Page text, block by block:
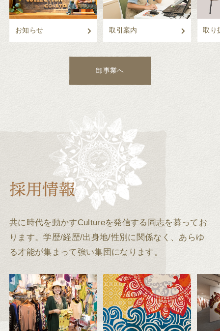
お知らせ 取引案内 取り
卸事業へ
共に時代を動かすCultureを発信する同志を募ってお
ります。学歴/経歴/出身地/性別に関係なく、あらゆ
る才能が集まって強い集団になります。